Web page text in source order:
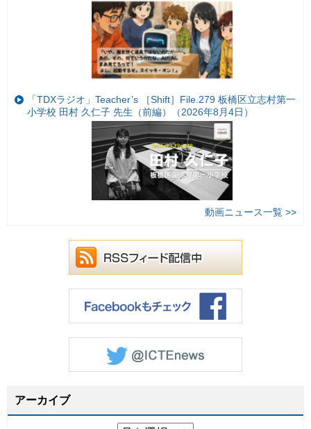
「TDXラジオ」Teacher’s ［Shift］File.279 板橋区立志村第一
小学校 田村 久仁子 先生（前編）（2026年8月4日）
動画ニュース一覧 >>
アーカイブ